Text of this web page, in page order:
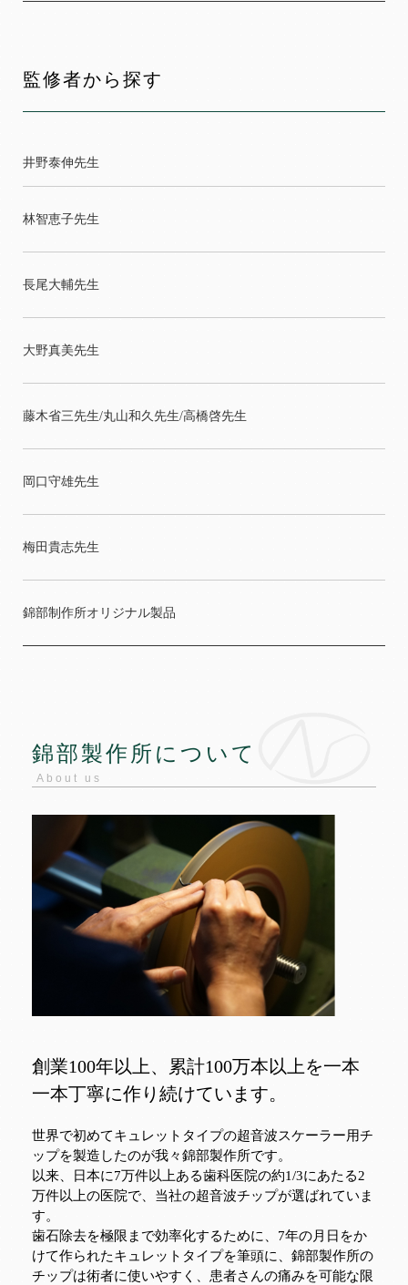
監修者から探す
井野泰伸先生
林智恵子先生
長尾大輔先生
大野真美先生
藤木省三先生/丸山和久先生/高橋啓先生
岡口守雄先生
梅田貴志先生
錦部制作所オリジナル製品
錦部製作所について
About us
創業100年以上、累計100万本以上を一本
一本丁寧に作り続けています。
世界で初めてキュレットタイプの超音波スケーラー用チ
ップを製造したのが我々錦部製作所です。
以来、日本に7万件以上ある歯科医院の約1/3にあたる2
万件以上の医院で、当社の超音波チップが選ばれていま
す。
歯石除去を極限まで効率化するために、7年の月日をか
けて作られたキュレットタイプを筆頭に、錦部製作所の
チップは術者に使いやすく、患者さんの痛みを可能な限